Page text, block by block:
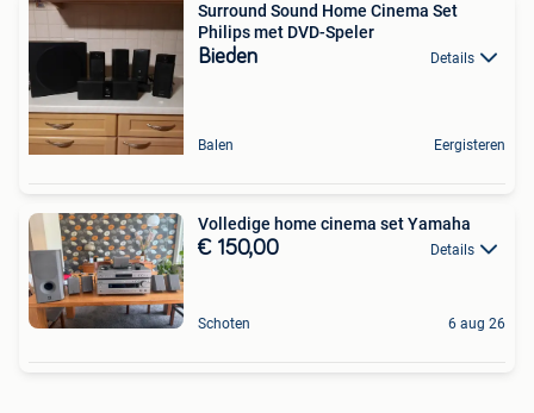
Surround Sound Home Cinema Set
Philips met DVD-Speler
Bieden Details
Balen Eergisteren
Volledige home cinema set Yamaha
€ 150,00 Details
Schoten 6 aug 26